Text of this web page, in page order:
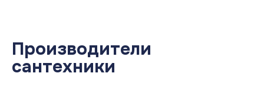
Производители
сантехники